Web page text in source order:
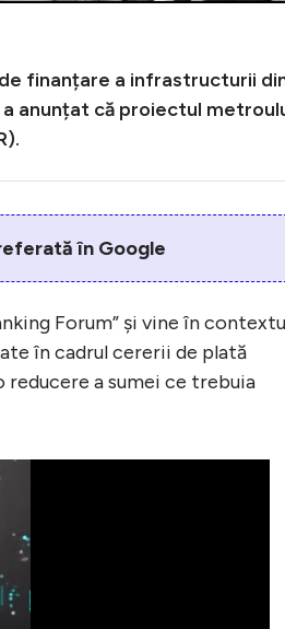
finanțare a infrastructurii
anunțat că proiectul
în Google
Forum” și vine în
în cadrul cererii de plată
reducere a sumei ce trebuia